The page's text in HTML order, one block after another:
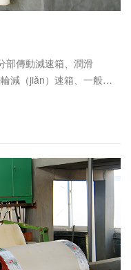
傳動減速箱、潤滑
減（jiǎn）速箱、一般滑
用L-HL46或L-AN......